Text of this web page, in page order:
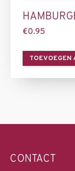
€0.95
TOEVOEGEN
CONTACT